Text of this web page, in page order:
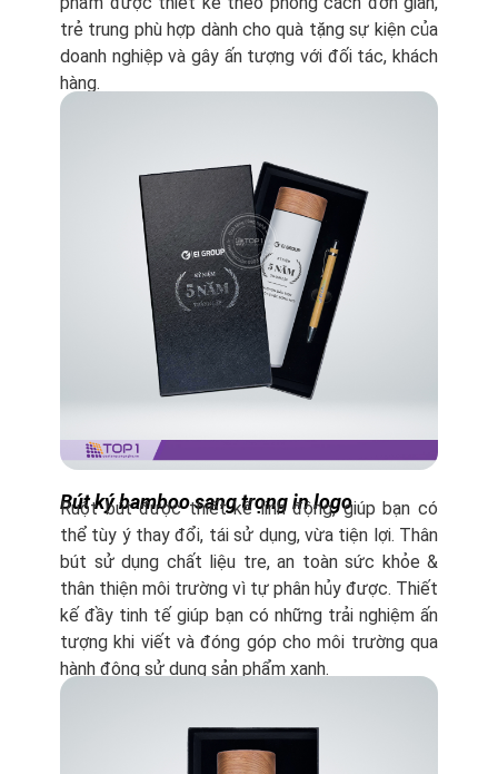
trẻ trung phù hợp dành cho quà tặng sự kiện của
doanh nghiệp và gây ấn tượng với đối tác, khách
hàng.
Bút ký bamboo sang trọng in logo
Ruột bút được thiết kế linh động, giúp bạn có
thể tùy ý thay đổi, tái sử dụng, vừa tiện lợi. Thân
bút sử dụng chất liệu tre, an toàn sức khỏe &
thân thiện môi trường vì tự phân hủy được. Thiết
kế đầy tinh tế giúp bạn có những trải nghiệm ấn
tượng khi viết và đóng góp cho môi trường qua
hành động sử dụng sản phẩm xanh.